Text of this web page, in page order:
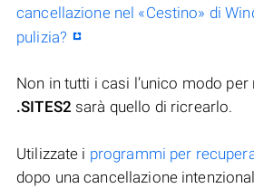
cancellazione nel «Cestino» di
pulizia?
Non in tutti i casi l’unico modo
.SITES2 sarà quello di ricrearlo.
Utilizzate i programmi per
dopo una cancellazione